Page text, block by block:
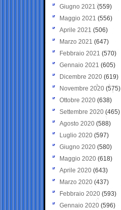
Giugno 2021(559)
Maggio 2021 (556)
Aprile 2021 (506)
Marzo 2021 (647)
Febbraio 2021 (570)
Gennaio 2021 (605)
Dicembre 2020 (619)
Novembre 2020 (575)
Ottobre 2020 (638)
Settembre 2020(465)
Agosto 2020 (588)
Luglio 2020 (597)
Giugno 2020 (580)
Maggio 2020 (618)
Aprile 2020 (643)
Marzo 2020 (437)
Febbraio 2020 (593)
Gennaio 2020 (596)